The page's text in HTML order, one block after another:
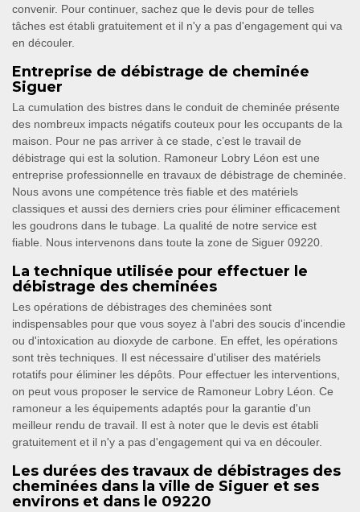
convenir. Pour continuer, sachez que le devis pour de telles
tâches est établi gratuitement et il n'y a pas d'engagement qui va
en découler.
Entreprise de débistrage de cheminée
Siguer
La cumulation des bistres dans le conduit de cheminée présente
des nombreux impacts négatifs couteux pour les occupants de la
maison. Pour ne pas arriver à ce stade, c’est le travail de
débistrage qui est la solution. Ramoneur Lobry Léon est une
entreprise professionnelle en travaux de débistrage de cheminée.
Nous avons une compétence très fiable et des matériels
classiques et aussi des derniers cries pour éliminer efficacement
les goudrons dans le tubage. La qualité de notre service est
fiable. Nous intervenons dans toute la zone de Siguer 09220.
La technique utilisée pour effectuer le
débistrage des cheminées
Les opérations de débistrages des cheminées sont
indispensables pour que vous soyez à l'abri des soucis d'incendie
ou d'intoxication au dioxyde de carbone. En effet, les opérations
sont très techniques. Il est nécessaire d'utiliser des matériels
rotatifs pour éliminer les dépôts. Pour effectuer les interventions,
on peut vous proposer le service de Ramoneur Lobry Léon. Ce
ramoneur a les équipements adaptés pour la garantie d'un
meilleur rendu de travail. Il est à noter que le devis est établi
gratuitement et il n'y a pas d'engagement qui va en découler.
Les durées des travaux de débistrages des
cheminées dans la ville de Siguer et ses
environs et dans le 09220